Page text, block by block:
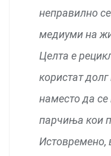
неправилно
медиуми на
Целта е
користат
наместо да се
парчиња кои
Истовремено,